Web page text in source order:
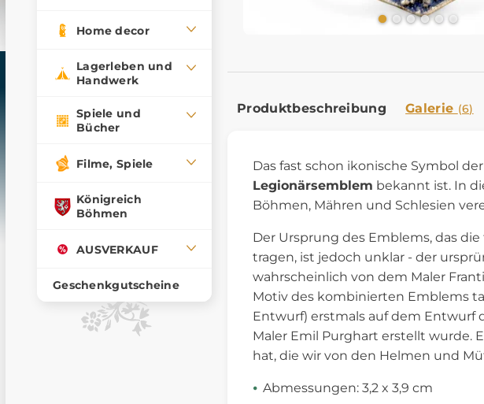
Home decor
Lagerleben und
Handwerk
Spiele und
Bücher
Filme, Spiele
Königreich
Böhmen
AUSVERKAUF
Geschenkgutscheine
Produktbeschreibung Galerie (6)
Das fast schon ikonische Symbol der
Legionärsemblem bekannt ist. In
Böhmen, Mähren und Schlesien
Der Ursprung des Emblems, das
tragen, ist jedoch unklar - der
wahrscheinlich von dem Maler
Motiv des kombinierten Emblems
Entwurf) erstmals auf dem Entwurf
Maler Emil Purghart erstellt wurde.
hat, die wir von den Helmen und
Abmessungen: 3,2 x 3,9 cm